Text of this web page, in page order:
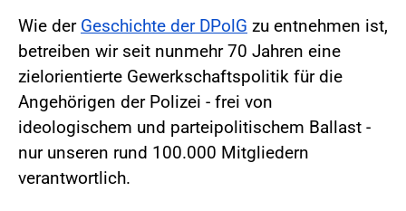
Wie der Geschichte der DPolG zu entnehmen ist,
betreiben wir seit nunmehr 70 Jahren eine
zielorientierte Gewerkschaftspolitik für die
Angehörigen der Polizei - frei von
ideologischem und parteipolitischem Ballast -
nur unseren rund 100.000 Mitgliedern
verantwortlich.